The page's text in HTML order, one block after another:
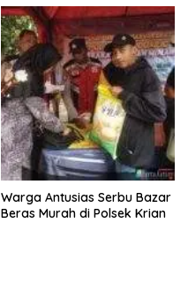
Warga Antusias Serbu Bazar
Beras Murah di Polsek Krian